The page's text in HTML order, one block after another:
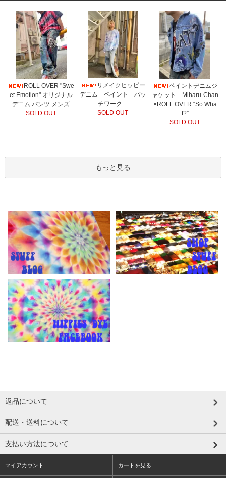
ROLL OVER "Swe
et Emotion" オリジナル
デニム パンツ メンズ
SOLD OUT
リメイクヒッピー
デニム ペイント パッ
チワーク
SOLD OUT
ペイントデニムジ
ャケット Miharu-Chan
×ROLL OVER “So Wha
t?”
SOLD OUT
もっと見る
返品について
配送・送料について
支払い方法について
マイアカウント カートを見る